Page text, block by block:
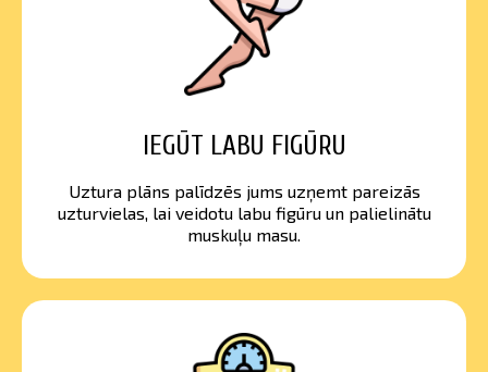
IEGŪT LABU FIGŪRU
Uztura plāns palīdzēs jums uzņemt pareizās
uzturvielas, lai veidotu labu figūru un palielinātu
muskuļu masu.